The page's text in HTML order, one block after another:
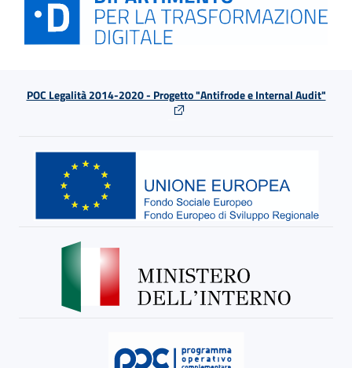
POC Legalità 2014-2020 - Progetto "Antifrode e Internal Audit"